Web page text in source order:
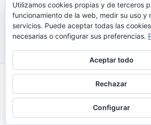
comment data is processed.
Política Cookies| Política
© 2023 |
Utilizamos cookies propias y de terceros
funcionamiento de la web, medir su uso y
servicios. Puede aceptar todas las
necesarias o configurar sus preferencias.
Aceptar todo
Rechazar
Configurar